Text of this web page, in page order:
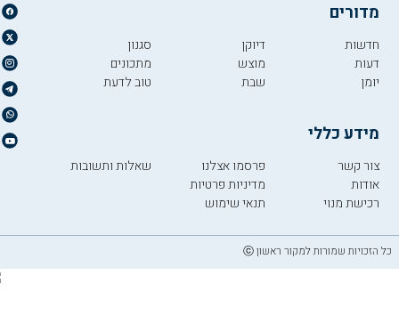
מדורים
חדשות
דעות
יומן
דיוקן
מוצש
שבת
סגנון
מתכונים
טוב לדעת
מידע כללי
צור קשר
אודות
רכישת מנוי
פרסמו אצלנו
מדיניות פרטיות
תנאי שימוש
שאלות ותשובות
כל הזכויות שמורות למקור ראשון ⓒ